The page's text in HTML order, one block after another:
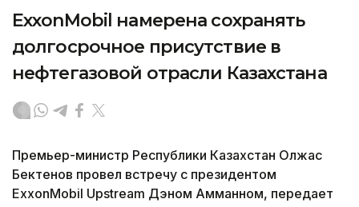
ExxonMobil намерена сохранять
долгосрочное присутствие в
нефтегазовой отрасли Казахстана
Премьер-министр Республики Казахстан Олжас
Бектенов провел встречу с президентом
ExxonMobil Upstream Дэном Амманном, передает